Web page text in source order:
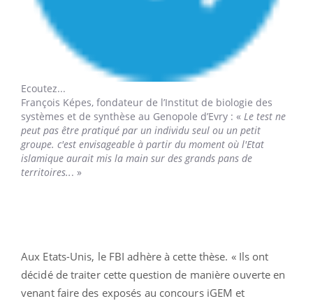
Ecoutez...
François Képes, fondateur de l’Institut de biologie des
systèmes et de synthèse au Genopole d’Evry : « Le test ne
peut pas être pratiqué par un individu seul ou un petit
groupe. c'est envisageable à partir du moment où l'Etat
islamique aurait mis la main sur des grands pans de
territoires... »
Aux Etats-Unis, le FBI adhère à cette thèse. « Ils ont
décidé de traiter cette question de manière ouverte en
venant faire des exposés au concours iGEM et